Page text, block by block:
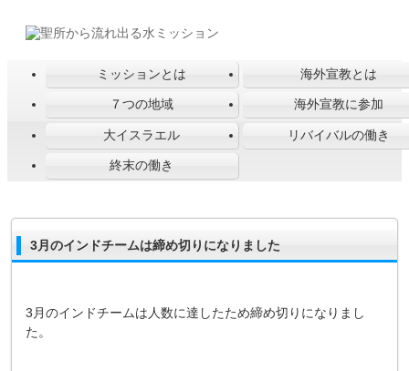
ミッションとは 海外宣教とは
７つの地域 海外宣教に参加
大イスラエル リバイバルの働き
終末の働き
3月のインドチームは締め切りになりました
3月のインドチームは人数に達したため締め切りになりまし
た。